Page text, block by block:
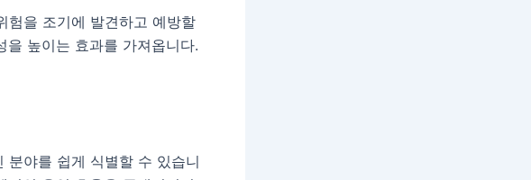
험을 조기에 발견하고 예방할
을 높이는 효과를 가져옵니다.
분야를 쉽게 식별할 수 있습니